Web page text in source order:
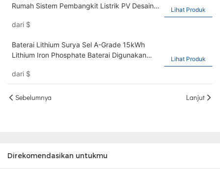
Rumah Sistem Pembangkit Listrik PV Desain
dari $
Lihat Produk
Baterai Lithium Surya Sel A-Grade 15kWh
Lithium Iron Phosphate Baterai Digunakan
Penyimpanan Energi Komersial, 51.2V 300Ah
dari $
Lihat Produk
Sebelumnya Lanjut
Direkomendasikan untukmu